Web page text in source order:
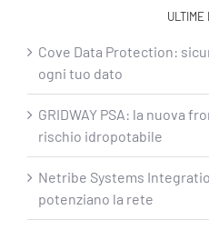
ULTIME
Cove Data Protection:
ogni tuo dato
GRIDWAY PSA: la nuova
rischio idropotabile
Netribe Systems
potenziano la rete